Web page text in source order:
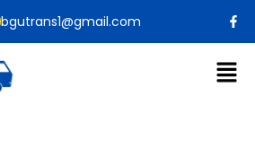
bgutrans1@gmail.com